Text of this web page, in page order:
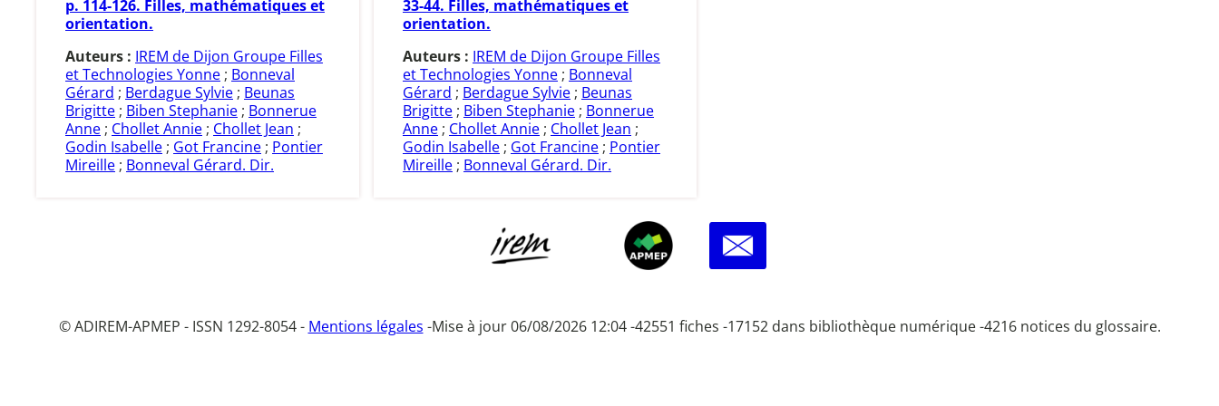
p. 114-126. Filles, mathématiques et
orientation.
Auteurs : IREM de Dijon Groupe Filles
et Technologies Yonne ; Bonneval
Gérard ; Berdague Sylvie ; Beunas
Brigitte ; Biben Stephanie ; Bonnerue
Anne ; Chollet Annie ; Chollet Jean ;
Godin Isabelle ; Got Francine ; Pontier
Mireille ; Bonneval Gérard. Dir.
33-44. Filles, mathématiques et
orientation.
Auteurs : IREM de Dijon Groupe Filles
et Technologies Yonne ; Bonneval
Gérard ; Berdague Sylvie ; Beunas
Brigitte ; Biben Stephanie ; Bonnerue
Anne ; Chollet Annie ; Chollet Jean ;
Godin Isabelle ; Got Francine ; Pontier
Mireille ; Bonneval Gérard. Dir.
© ADIREM-APMEP - ISSN 1292-8054 - Mentions légales -Mise à jour 06/08/2026 12:04 -42551 fiches -17152 dans bibliothèque numérique -4216 notices du glossaire.